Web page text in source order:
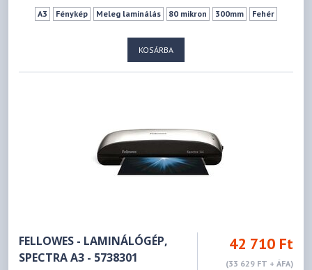
A3 Fénykép Meleg laminálás 80 mikron 300mm Fehér
KOSÁRBA
FELLOWES - LAMINÁLÓGÉP,
SPECTRA A3 - 5738301
42 710 Ft
(33 629 FT + ÁFA)